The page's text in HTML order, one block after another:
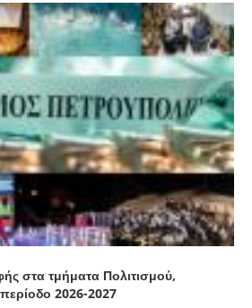
στα τμήματα Πολιτισμού,
2026-2027